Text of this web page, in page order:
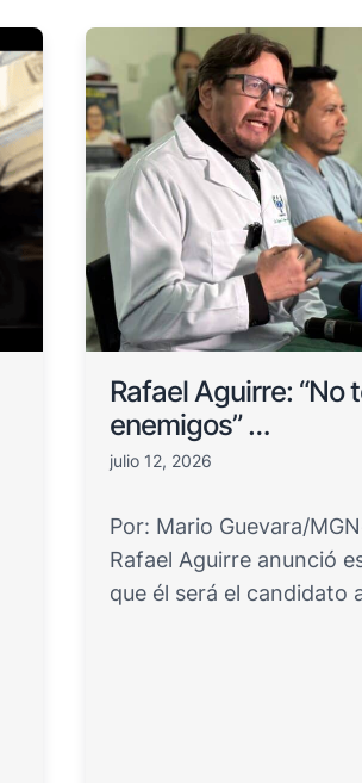
Rafael Aguirre: “No
enemigos” …
julio 12, 2026
Por: Mario Guevara/
Rafael Aguirre anunció
que él será el candidato